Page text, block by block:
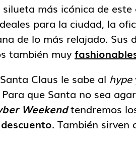
silueta más icónica de
para la ciudad, la
de lo más relajado. Sus
también muy
Claus le sabe al hype
que Santa no sea
Weekendtendremos
. También sirven